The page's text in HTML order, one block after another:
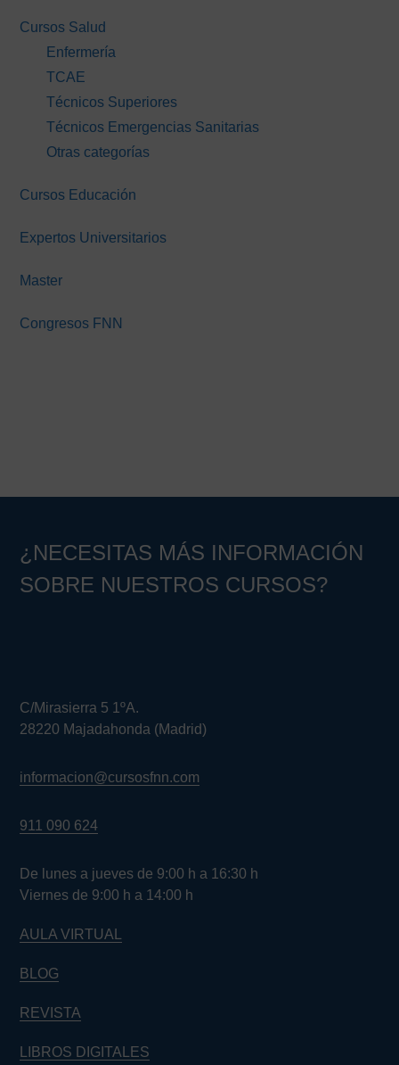
Cursos Salud
Enfermería
TCAE
Técnicos Superiores
Técnicos Emergencias Sanitarias
Otras categorías
Cursos Educación
Expertos Universitarios
Master
Congresos FNN
¿NECESITAS MÁS INFORMACIÓN
SOBRE NUESTROS CURSOS?
C/Mirasierra 5 1ºA.
28220 Majadahonda (Madrid)
informacion@cursosfnn.com
911 090 624
De lunes a jueves de 9:00 h a 16:30 h
Viernes de 9:00 h a 14:00 h
AULA VIRTUAL
BLOG
REVISTA
LIBROS DIGITALES